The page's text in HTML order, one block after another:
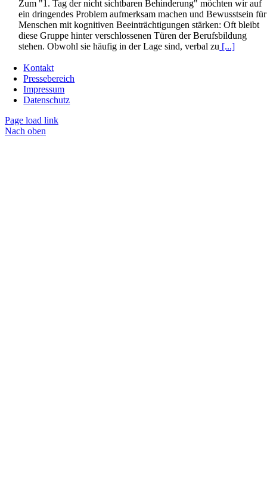
Zum "1. Tag der nicht sichtbaren Behinderung" möchten wir auf
ein dringendes Problem aufmerksam machen und Bewusstsein für
Menschen mit kognitiven Beeinträchtigungen stärken: Oft bleibt
diese Gruppe hinter verschlossenen Türen der Berufsbildung
stehen. Obwohl sie häufig in der Lage sind, verbal zu [...]
Kontakt
Pressebereich
Impressum
Datenschutz
Page load link
Nach oben